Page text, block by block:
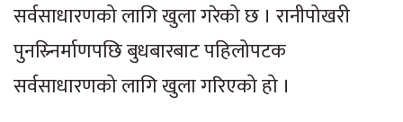
सर्वसाधारणको लागि खुला गरेको छ । रानीपोखरी
पुनस्र्निर्माणपछि बुधबारबाट पहिलोपटक
सर्वसाधारणको लागि खुला गरिएको हो ।